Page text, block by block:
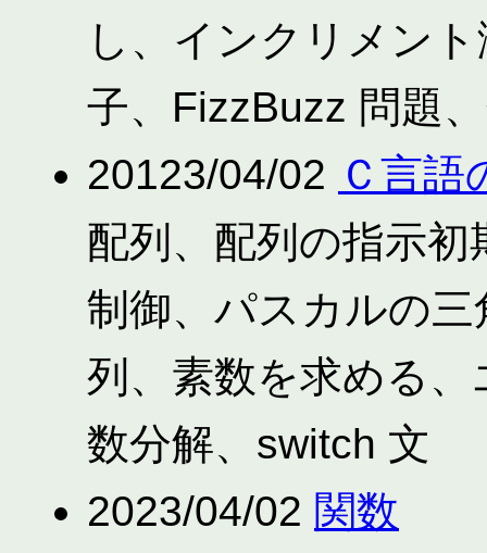
し、インクリメン
子、FizzBuzz 問題
20123/04/02 Ｃ言語
配列、配列の指示
制御、パスカルの
列、素数を求める
数分解、switch 文
2023/04/02 関数